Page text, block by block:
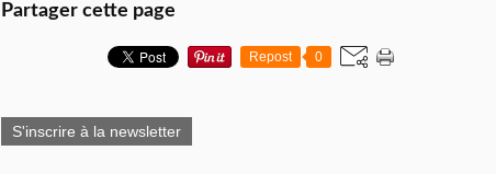
Partager cette page
Repost 0
S'inscrire à la newsletter